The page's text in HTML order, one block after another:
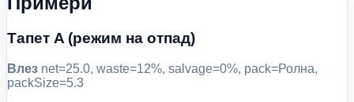
Тапет A (режим на отпад)
Влез net=25.0, waste=12%, salvage=0%, pack=Ролна,
packSize=5.3